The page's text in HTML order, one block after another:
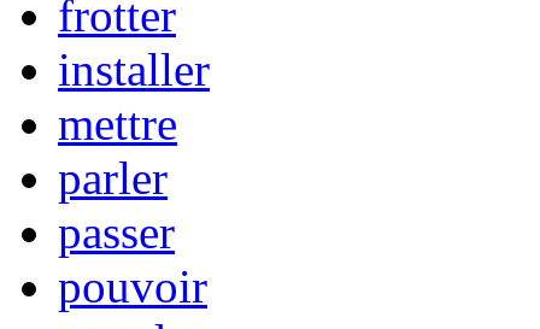
frotter
installer
mettre
parler
passer
pouvoir